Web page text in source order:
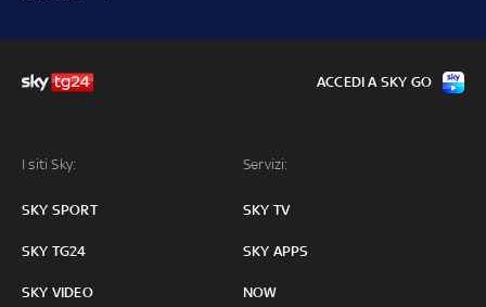
I siti Sky:
SKY SPORT
SKY TG24
SKY VIDEO
Servizi:
SKY TV
SKY APPS
NOW
ACCEDI A SKY GO